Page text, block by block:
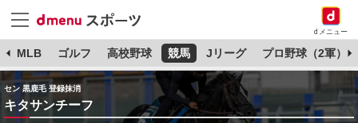
dメニュー
MLB ゴルフ 高校野球 競馬 Jリーグ プロ野球（2軍）
セン 黒鹿毛 登録抹消
キタサンチーフ